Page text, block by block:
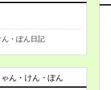
ん・ぽん日記
ん・けん・ぽん